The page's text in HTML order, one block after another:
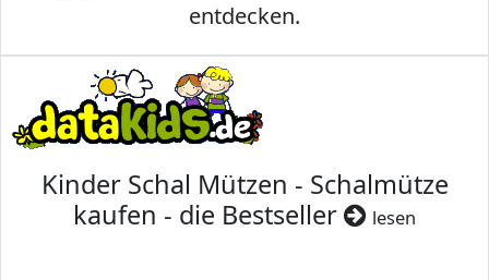
entdecken.
Kinder Schal Mützen - Schalmütze
kaufen - die Bestseller
lesen